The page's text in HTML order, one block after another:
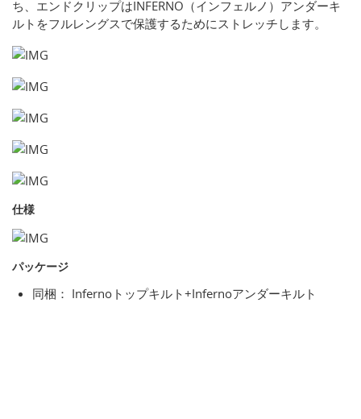
ち、エンドクリップはINFERNO（インフェルノ）アンダーキ
ルトをフルレングスで保護するためにストレッチします。
仕様
パッケージ
同梱： Infernoトップキルト+Infernoアンダーキルト